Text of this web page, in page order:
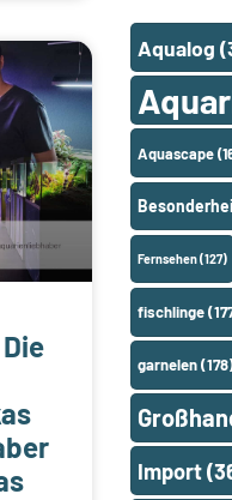
Aqualog
Aquascape
Fernsehen(127)
fischlinge
garnelen
Import